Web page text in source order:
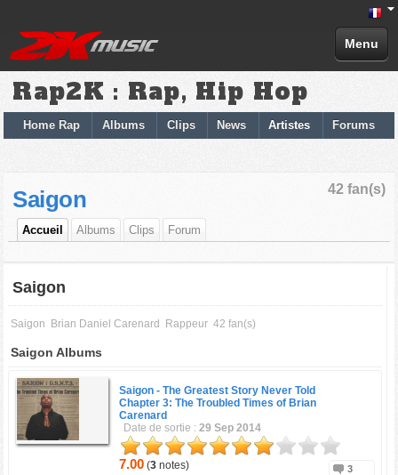
Menu
Rap2K : Rap, Hip Hop
Home Rap Albums Clips News Artistes Forums
42 fan(s)
Saigon
Accueil Albums Clips Forum
Saigon
Saigon Brian Daniel Carenard Rappeur 42 fan(s)
Saigon Albums
Saigon -The Greatest Story Never Told
Chapter 3: The Troubled Times of Brian
Carenard
Date de sortie :29 Sep 2014
7.00 (3 notes) 3